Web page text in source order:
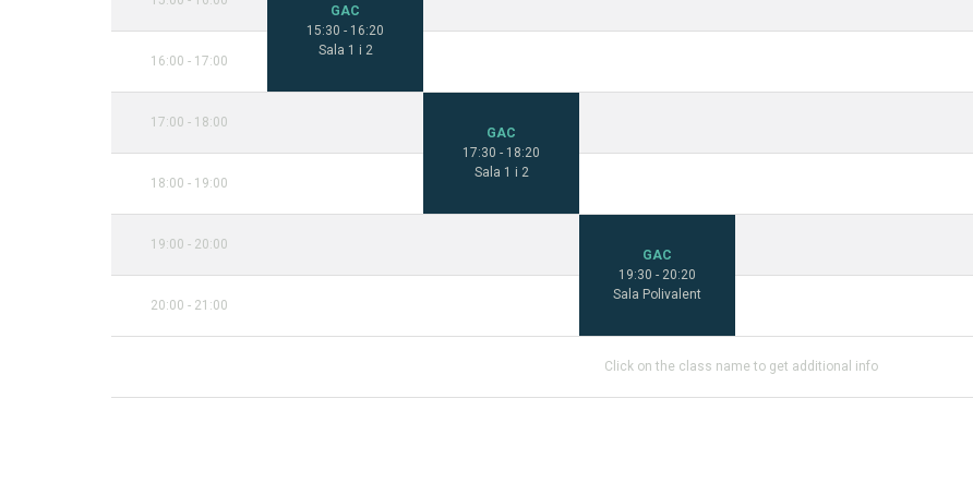
GAC
15:30 - 16:20
Sala 1 i 2
16:00 - 17:00
17:00 - 18:00
GAC
17:30 - 18:20
Sala 1 i 2
18:00 - 19:00
19:00 - 20:00
GAC
19:30 - 20:20
Sala Polivalent
20:00 - 21:00
Click on the class name to get additional info